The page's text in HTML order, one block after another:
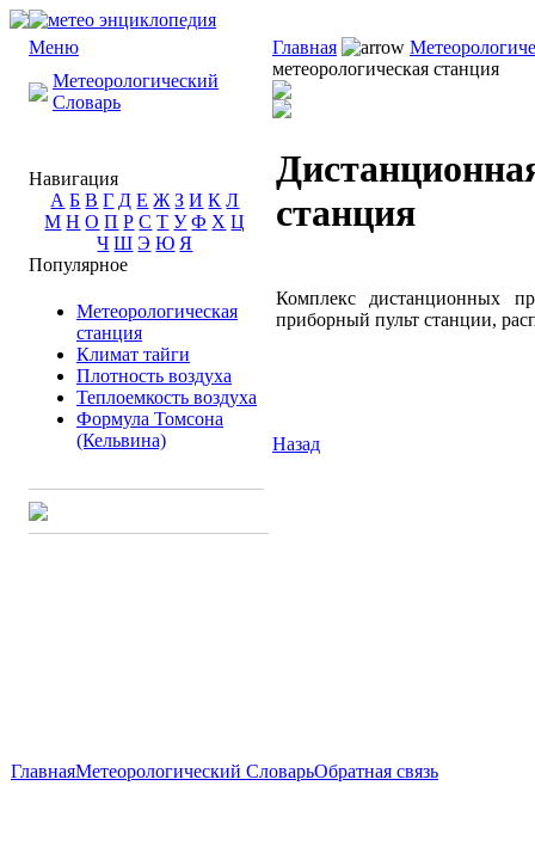
Меню
Метеорологический
Словарь
Навигация
А Б В Г Д Е Ж З И К Л
М Н О П Р С Т У Ф Х Ц
Ч Ш Э Ю Я
Популярное
Метеорологическая
станция
Климат тайги
Плотность воздуха
Теплоемкость воздуха
Формула Томсона
(Кельвина)
Главная
метеорологическая станция
станция
Комплекс дистанционных
приборный пульт станции,
Назад
ГлавнаяМетеорологический СловарьОбратная связь